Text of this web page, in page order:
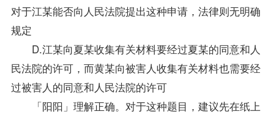
对于江某能否向人民法院提出这种申请，法律则无明确
规定
D.江某向夏某收集有关材料要经过夏某的同意和人
民法院的许可，而黄某向被害人收集有关材料也需要经
过被害人的同意和人民法院的许可
「阳阳」理解正确。对于这种题目，建议先在纸上